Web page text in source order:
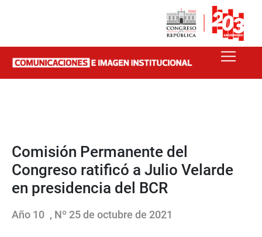
Comisión Permanente del
Congreso ratificó a Julio Velarde
en presidencia del BCR
Año 10 , Nº 25 de octubre de 2021